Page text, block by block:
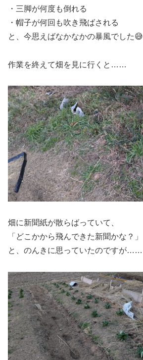
・三脚が何度も倒れる
・帽子が何回も吹き飛ばされる
と、今思えばなかなかの暴風でした😅
作業を終えて畑を見に行くと……
畑に新聞紙が散らばっていて、
「どこかから飛んできた新聞かな？」
と、のんきに思っていたのですが……